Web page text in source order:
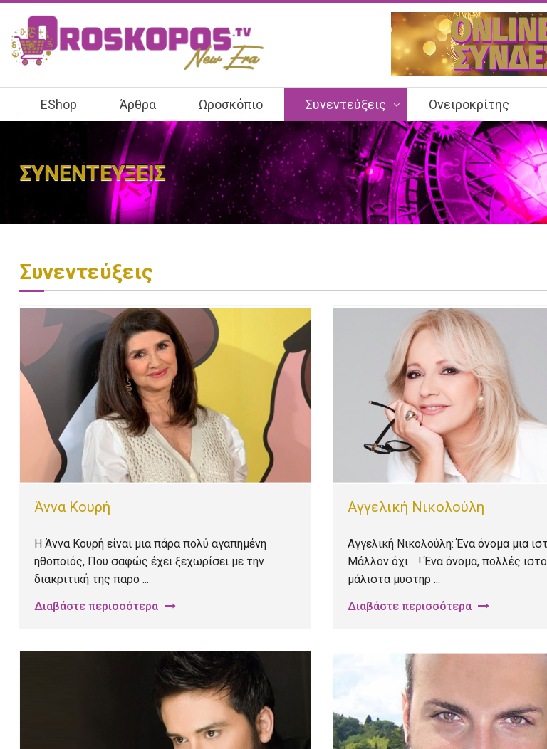
EShop Άρθρα Ωροσκόπιο Συνεντεύξεις Ονειροκρίτης
ΣΥΝΕΝΤΕΥΞΕΙΣ
Συνεντεύξεις
Άννα Κουρή
Η Άννα Κουρή είναι μια πάρα πολύ αγαπημένη
ηθοποιός, Που σαφώς έχει ξεχωρίσει με την
διακριτική της παρο ...
Διαβάστε περισσότερα
Αγγελική Νικολούλη
Αγγελική Νικολούλη: Ένα όνομα μια
Μάλλον όχι …! Ένα όνομα, πολλές
μάλιστα μυστηρ ...
Διαβάστε περισσότερα